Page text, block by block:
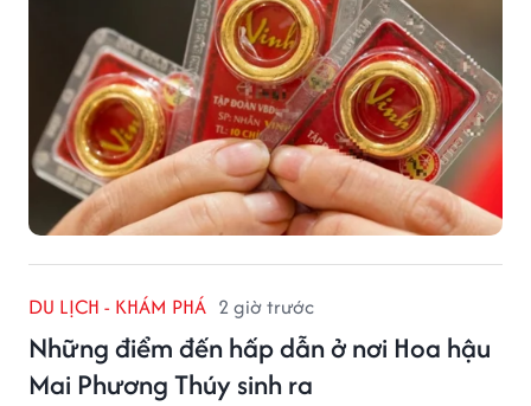
DU LỊCH - KHÁM PHÁ 2 giờ trước
Những điểm đến hấp dẫn ở nơi Hoa hậu
Mai Phương Thúy sinh ra